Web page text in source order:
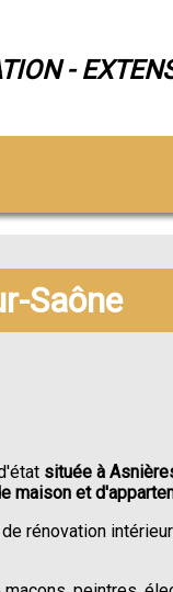
-
Saône
située à
maison et
rénovation